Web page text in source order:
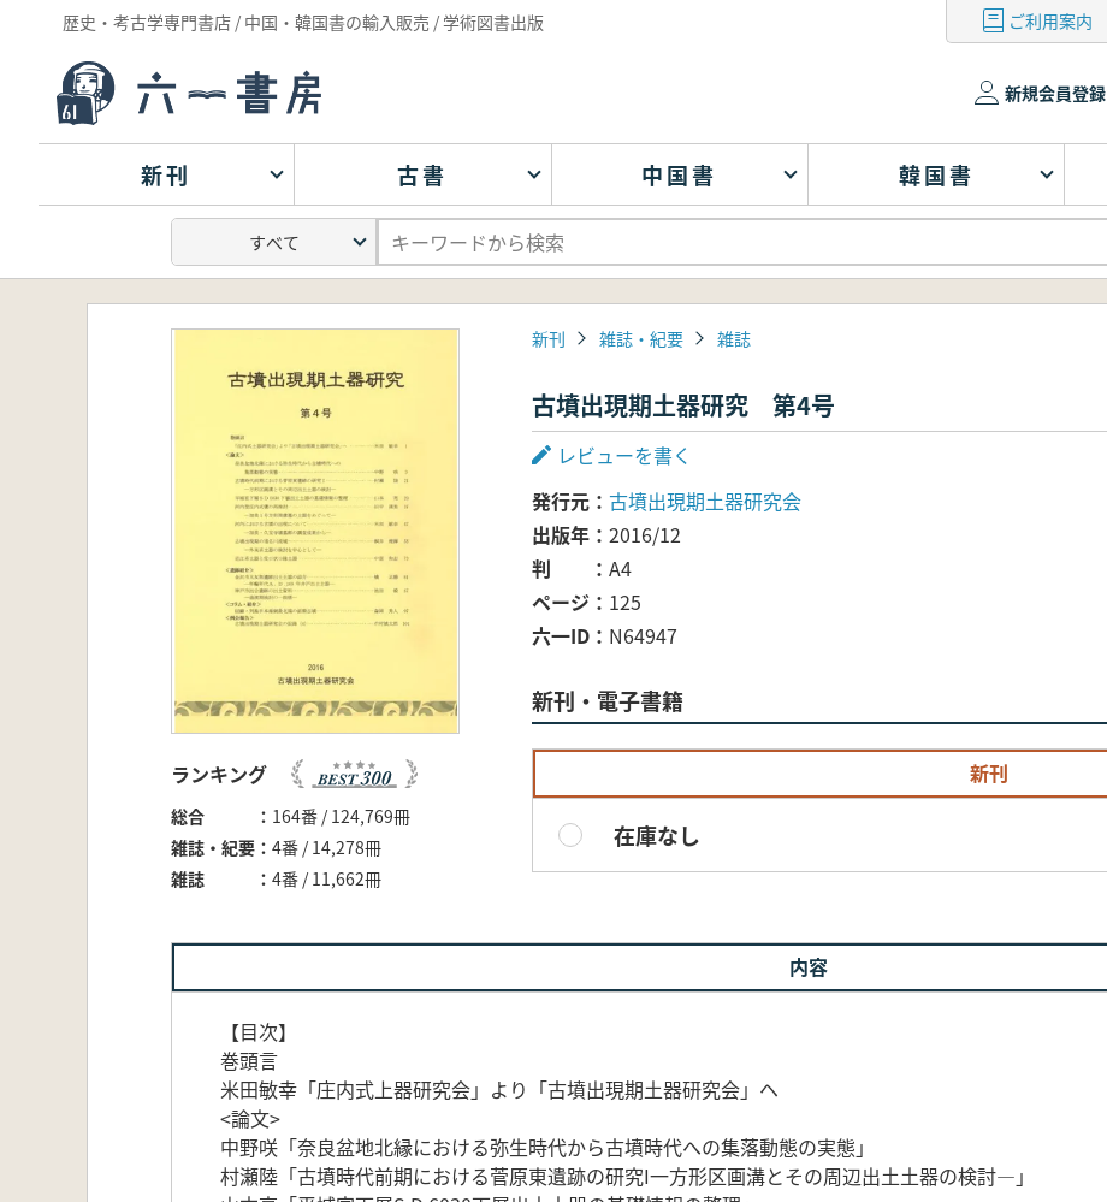
歴史・考古学専門書店 / 中国・韓国書の輸入販売 / 学術図書出版 ご利用案内
新規会員登録
新刊 古書 中国書 韓国書
ランキング
総合
164番 / 124,769冊
雑誌・紀要
4番 / 14,278冊
雑誌
4番 / 11,662冊
新刊 雑誌・紀要 雑誌
古墳出現期土器研究 第4号
レビューを書く
発行元
古墳出現期土器研究会
出版年
2016/12
判
A4
ページ
125
六一ID
N64947
新刊・電子書籍
新刊
在庫なし
内容
【目次】
巻頭言
米田敏幸「庄内式上器研究会」より「古墳出現期土器研究会」ヘ
<論文>
中野咲「奈良盆地北縁における弥生時代から古墳時代への集落動態の実態」
村瀬陸「古墳時代前期における菅原東遺跡の研究I一方形区画溝とその周辺出土土器の検討―」